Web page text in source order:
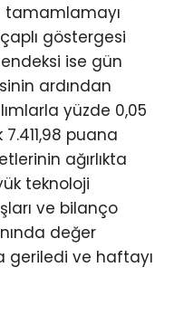
tamamlamayı
göstergesi
ise gün
ardından
yüzde 0,05
7.411,98 puana
ağırlıkta
teknoloji
ve bilanço
değer
geriledi ve haftayı